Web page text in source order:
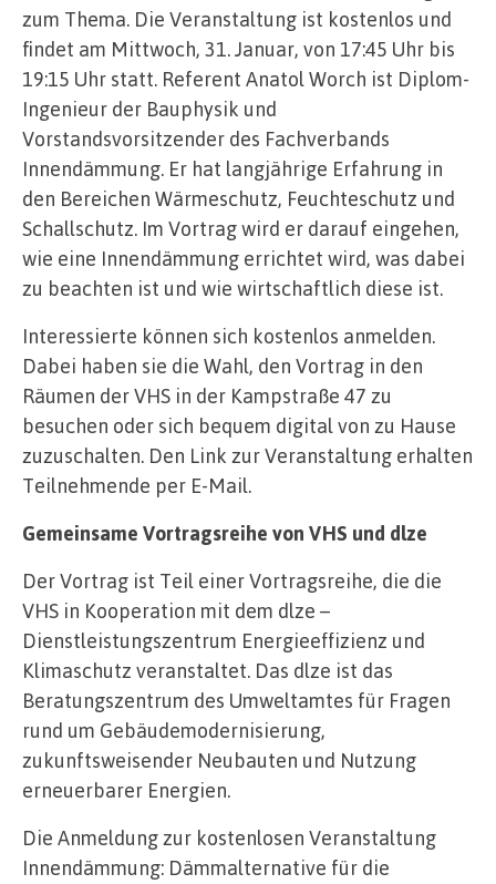
zum Thema. Die Veranstaltung ist kostenlos und
findet am Mittwoch, 31. Januar, von 17:45 Uhr bis
19:15 Uhr statt. Referent Anatol Worch ist Diplom-
Ingenieur der Bauphysik und
Vorstandsvorsitzender des Fachverbands
Innendämmung. Er hat langjährige Erfahrung in
den Bereichen Wärmeschutz, Feuchteschutz und
Schallschutz. Im Vortrag wird er darauf eingehen,
wie eine Innendämmung errichtet wird, was dabei
zu beachten ist und wie wirtschaftlich diese ist.
Interessierte können sich kostenlos anmelden.
Dabei haben sie die Wahl, den Vortrag in den
Räumen der VHS in der Kampstraße 47 zu
besuchen oder sich bequem digital von zu Hause
zuzuschalten. Den Link zur Veranstaltung erhalten
Teilnehmende per E-Mail.
Gemeinsame Vortragsreihe von VHS und dlze
Der Vortrag ist Teil einer Vortragsreihe, die die
VHS in Kooperation mit dem dlze –
Dienstleistungszentrum Energieeffizienz und
Klimaschutz veranstaltet. Das dlze ist das
Beratungszentrum des Umweltamtes für Fragen
rund um Gebäudemodernisierung,
zukunftsweisender Neubauten und Nutzung
erneuerbarer Energien.
Die Anmeldung zur kostenlosen Veranstaltung
Innendämmung: Dämmalternative für die